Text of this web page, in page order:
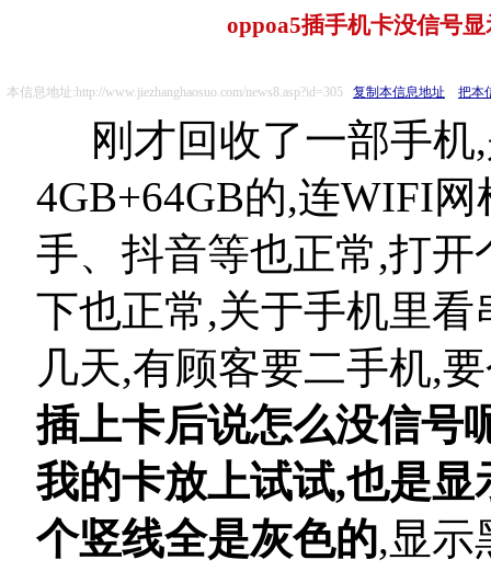
oppoa5插手机卡没信号
本信息地址:http://www.jiezhanghaosuo.com/news8.asp?id=305 复制本信息地址 把本
刚才回收了一部手机
4GB+64GB的,连WIFI
手、抖音等也正常,打
下也正常,关于手机里
几天,有顾客要二手机,
插上卡后说怎么没信号
我的卡放上试试,也是
个竖线全是灰色的,显示